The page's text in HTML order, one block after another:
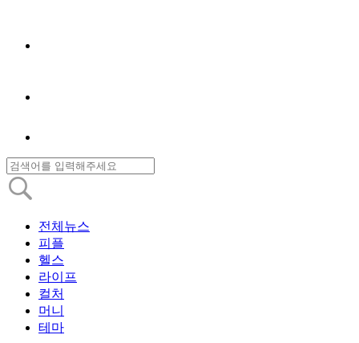
전체뉴스
피플
헬스
라이프
컬처
머니
테마